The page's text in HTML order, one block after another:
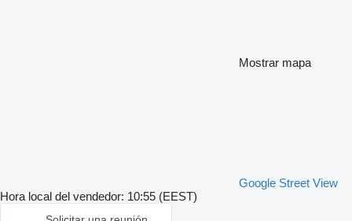
Mostrar mapa
Google Street View
Hora local del vendedor: 10:55 (EEST)